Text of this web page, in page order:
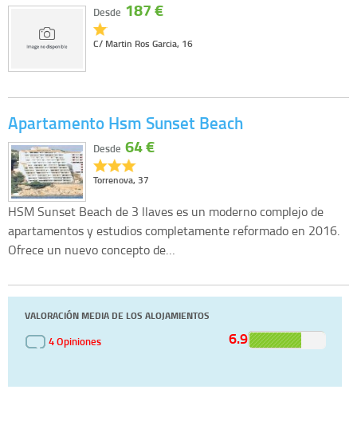
C/ Martin Ros Garcia, 16
Desde 187 €
Apartamento Hsm Sunset Beach
Torrenova, 37
Desde 64 €
HSM Sunset Beach de 3 llaves es un moderno complejo de
apartamentos y estudios completamente reformado en 2016.
Ofrece un nuevo concepto de…
VALORACIÓN MEDIA DE LOS ALOJAMIENTOS
4 Opiniones
6.9